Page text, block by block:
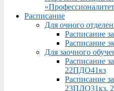
Расписание
Для очного
Расписание
Расписание
Для заочного
Расписание
22ПДО41кз
Расписание
23ПДО31кз,